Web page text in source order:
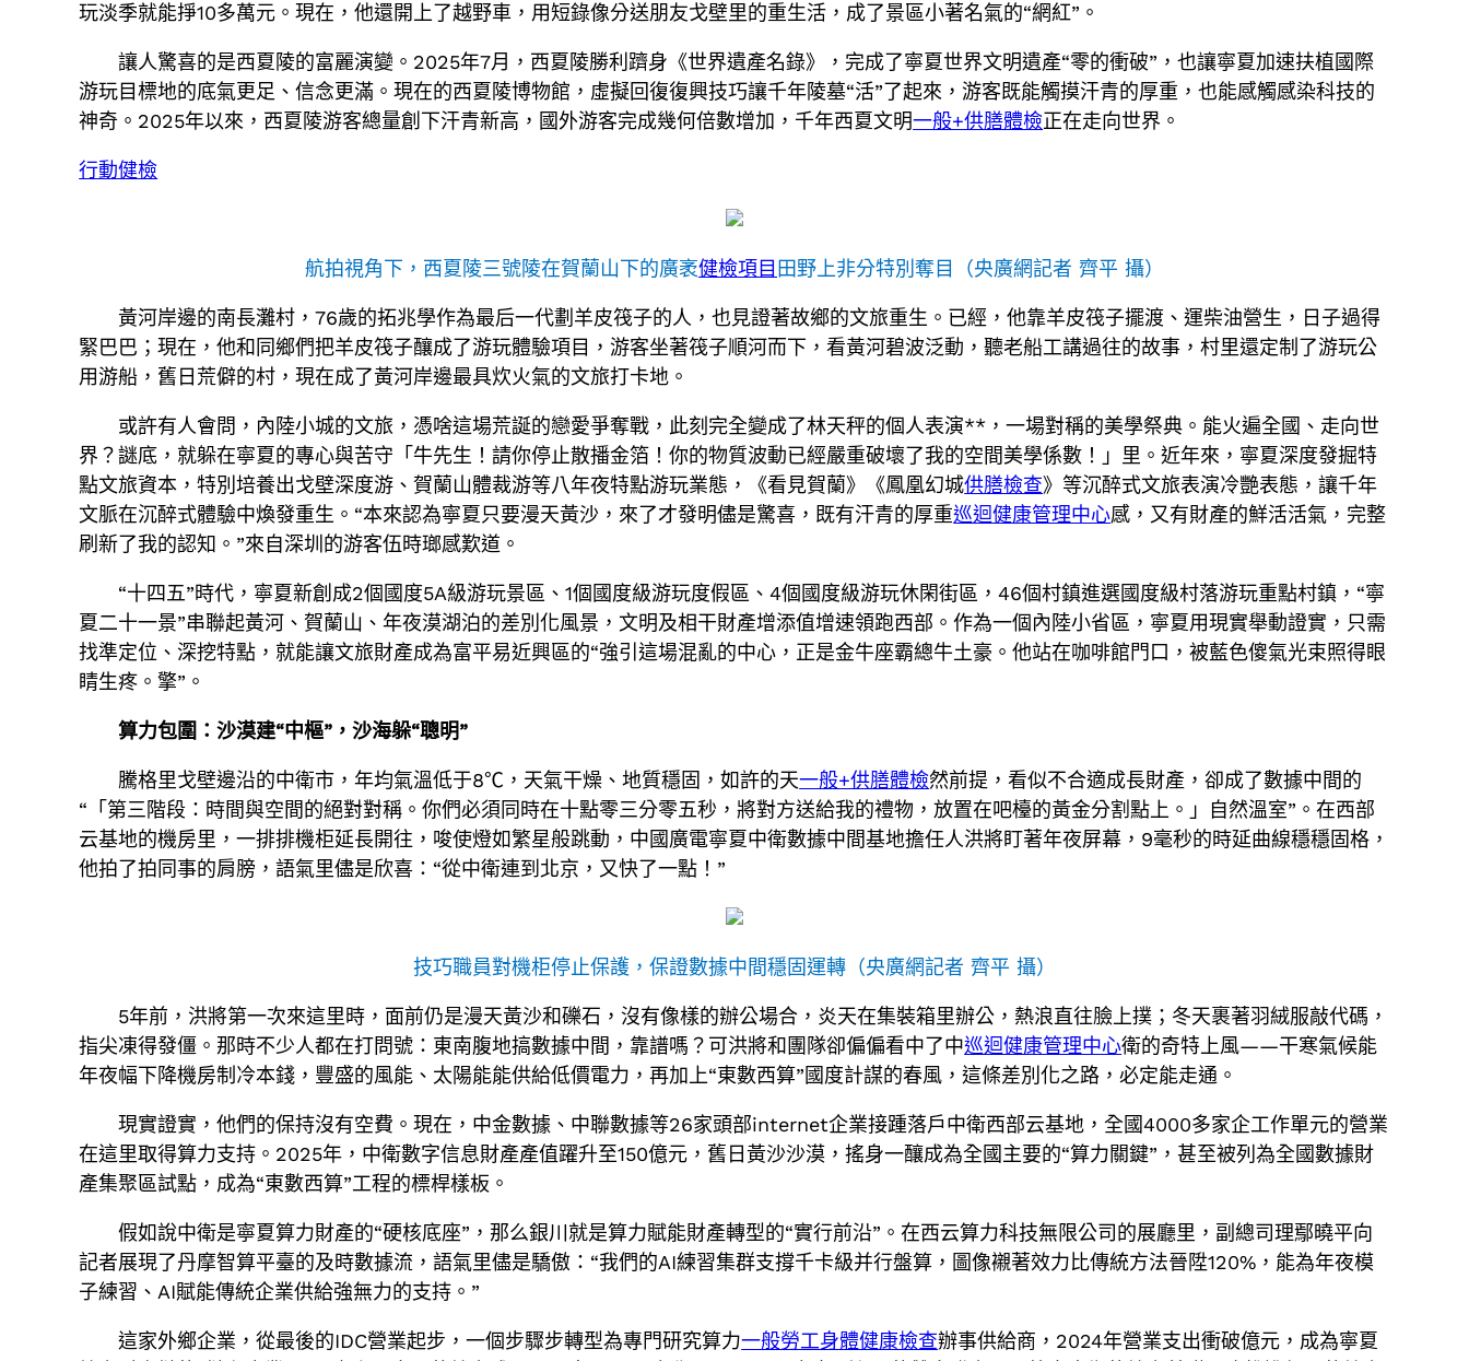
玩淡季就能掙10多萬元。現在，他還開上了越野車，用短錄像分送朋友戈壁里的重生活，成了景區小著名氣的“網紅”。
讓人驚喜的是西夏陵的富麗演變。2025年7月，西夏陵勝利躋身《世界遺產名錄》，完成了寧夏世界文明遺產“零的衝破”，也讓寧夏加速扶植國際
游玩目標地的底氣更足、信念更滿。現在的西夏陵博物館，虛擬回復復興技巧讓千年陵墓“活”了起來，游客既能觸摸汗青的厚重，也能感觸感染科技的
神奇。2025年以來，西夏陵游客總量創下汗青新高，國外游客完成幾何倍數增加，千年西夏文明一般+供膳體檢正在走向世界。
行動健檢
航拍視角下，西夏陵三號陵在賀蘭山下的廣袤健檢項目 田野上非分特別奪目（央廣網記者 齊平 攝）
黃河岸邊的南長灘村，76歲的拓兆學作為最后一代劃羊皮筏子的人，也見證著故鄉的文旅重生。已經，他靠羊皮筏子擺渡、運柴油營生，日子過得
緊巴巴；現在，他和同鄉們把羊皮筏子釀成了游玩體驗項目，游客坐著筏子順河而下，看黃河碧波泛動，聽老船工講過往的故事，村里還定制了游玩公
用游船，舊日荒僻的村，現在成了黃河岸邊最具炊火氣的文旅打卡地。
或許有人會問，內陸小城的文旅，憑啥這場荒誕的戀愛爭奪戰，此刻完全變成了林天秤的個人表演**，一場對稱的美學祭典。能火遍全國、走向世
界？謎底，就躲在寧夏的專心與苦守「牛先生！請你停止散播金箔！你的物質波動已經嚴重破壞了我的空間美學係數！」里。近年來，寧夏深度發掘特
點文旅資本，特別培養出戈壁深度游、賀蘭山體裁游等八年夜特點游玩業態，《看見賀蘭》《鳳凰幻城供膳檢查》等沉醉式文旅表演冷艷表態，讓千年
文脈在沉醉式體驗中煥發重生。“本來認為寧夏只要漫天黃沙，來了才發明儘是驚喜，既有汗青的厚重巡迴健康管理中心感，又有財產的鮮活活氣，完整
刷新了我的認知。”來自深圳的游客伍時瑯感歎道。
“十四五”時代，寧夏新創成2個國度5A級游玩景區、1個國度級游玩度假區、4個國度級游玩休閑街區，46個村鎮進選國度級村落游玩重點村鎮，“寧
夏二十一景”串聯起黃河、賀蘭山、年夜漠湖泊的差別化風景，文明及相干財產增添值增速領跑西部。作為一個內陸小省區，寧夏用現實舉動證實，只需
找準定位、深挖特點，就能讓文旅財產成為富平易近興區的“強引這場混亂的中心，正是金牛座霸總牛土豪。他站在咖啡館門口，被藍色傻氣光束照得眼
睛生疼。擎”。
算力包圍：沙漠建“中樞”，沙海躲“聰明”
騰格里戈壁邊沿的中衛市，年均氣溫低于8℃，天氣干燥、地質穩固，如許的天一般+供膳體檢然前提，看似不合適成長財產，卻成了數據中間的
“「第三階段：時間與空間的絕對對稱。你們必須同時在十點零三分零五秒，將對方送給我的禮物，放置在吧檯的黃金分割點上。」自然溫室”。在西部
云基地的機房里，一排排機柜延長開往，唆使燈如繁星般跳動，中國廣電寧夏中衛數據中間基地擔任人洪將盯著年夜屏幕，9毫秒的時延曲線穩穩固格，
他拍了拍同事的肩膀，語氣里儘是欣喜：“從中衛連到北京，又快了一點！”
技巧職員對機柜停止保護，保證數據中間穩固運轉（央廣網記者 齊平 攝）
5年前，洪將第一次來這里時，面前仍是漫天黃沙和礫石，沒有像樣的辦公場合，炎天在集裝箱里辦公，熱浪直往臉上撲；冬天裹著羽絨服敲代碼，
指尖凍得發僵。那時不少人都在打問號：東南腹地搞數據中間，靠譜嗎？可洪將和團隊卻偏偏看中了中巡迴健康管理中心衛的奇特上風——干寒氣候能
年夜幅下降機房制冷本錢，豐盛的風能、太陽能能供給低價電力，再加上“東數西算”國度計謀的春風，這條差別化之路，必定能走通。
現實證實，他們的保持沒有空費。現在，中金數據、中聯數據等26家頭部internet企業接踵落戶中衛西部云基地，全國4000多家企工作單元的營業
在這里取得算力支持。2025年，中衛數字信息財產產值躍升至150億元，舊日黃沙沙漠，搖身一釀成為全國主要的“算力關鍵”，甚至被列為全國數據財
產集聚區試點，成為“東數西算”工程的標桿樣板。
假如說中衛是寧夏算力財產的“硬核底座”，那么銀川就是算力賦能財產轉型的“實行前沿”。在西云算力科技無限公司的展廳里，副總司理鄢曉平向
記者展現了丹摩智算平臺的及時數據流，語氣里儘是驕傲：“我們的AI練習集群支撐千卡級并行盤算，圖像襯著效力比傳統方法晉陞120%，能為年夜模
子練習、AI賦能傳統企業供給強無力的支持。”
這家外鄉企業，從最後的IDC營業起步，一個步驟步轉型為專門研究算力一般勞工身體健康檢查辦事供給商，2024年營業支出衝破億元，成為寧夏